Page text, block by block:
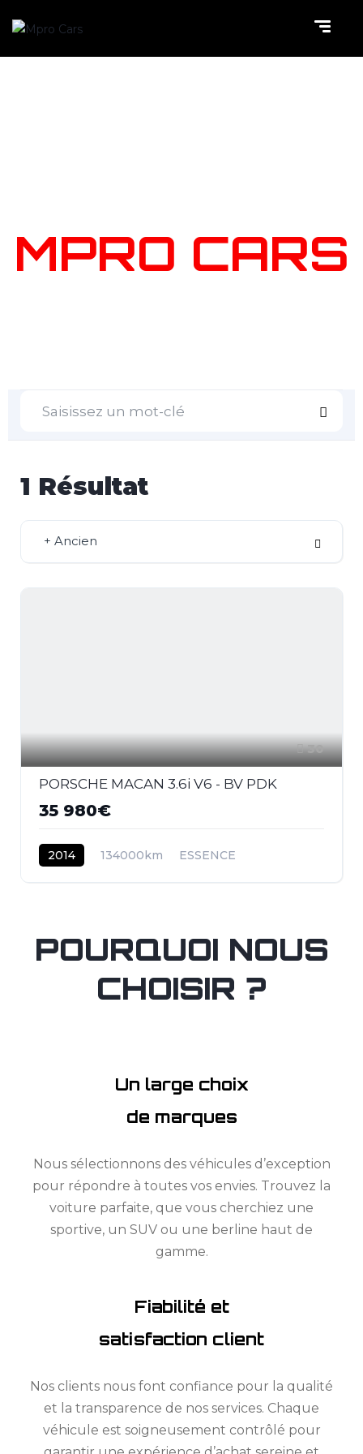
MPRO CARS
1 Résultat
+ Ancien
30
PORSCHE MACAN 3.6i V6 - BV PDK
35 980€
2014 134000km ESSENCE
POURQUOI NOUS
CHOISIR ?
Un large choix
de marques
Nous sélectionnons des véhicules d’exception
pour répondre à toutes vos envies. Trouvez la
voiture parfaite, que vous cherchiez une
sportive, un SUV ou une berline haut de
gamme.
Fiabilité et
satisfaction client
Nos clients nous font confiance pour la qualité
et la transparence de nos services. Chaque
véhicule est soigneusement contrôlé pour